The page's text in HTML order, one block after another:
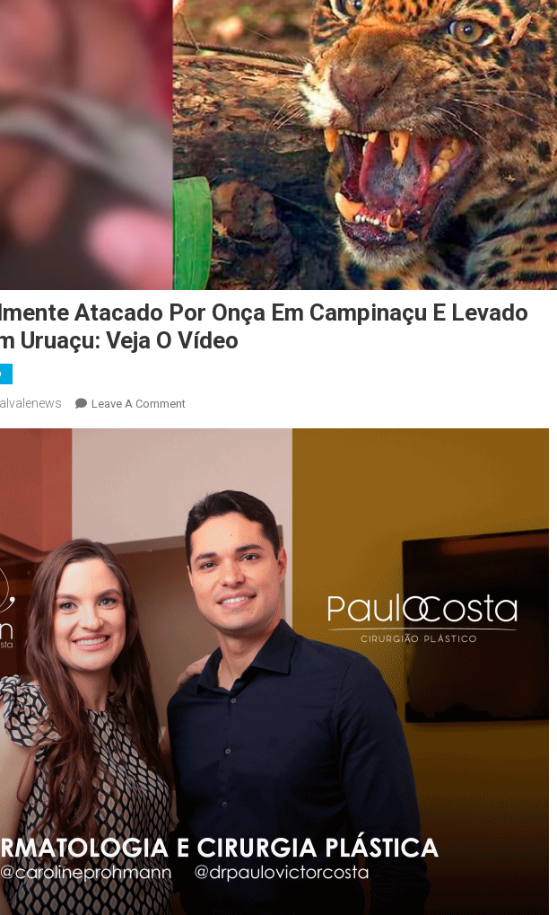
Atacado Por Onça Em Campinaçu E Levado
Uruaçu: Veja O Vídeo
Leave A CommentOn
Por
Onça
Em
Campinaçu
E
Levado
Hospital
Em
Uruaçu: